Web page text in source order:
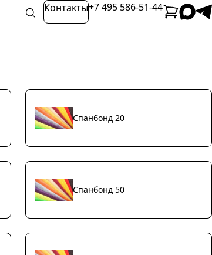
Контакты+7 495 586-51-44
Спанбонд 20
Спанбонд 50